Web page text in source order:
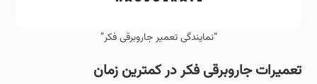
“نمایندگی تعمیر جاروبرقی فکر”
تعمیرات جاروبرقی فکر در کمترین زمان